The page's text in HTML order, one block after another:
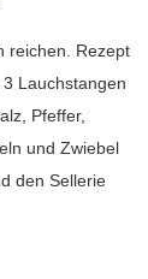
reichen. Rezept
Lauchstangen
Pfeffer,
und Zwiebel
den Sellerie